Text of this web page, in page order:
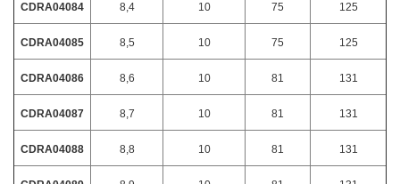
CDRA04084 8,4 10 75 125
CDRA04085 8,5 10 75 125
CDRA04086 8,6 10 81 131
CDRA04087 8,7 10 81 131
CDRA04088 8,8 10 81 131